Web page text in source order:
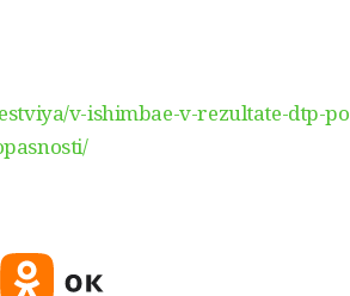
v-ishimbae-v-rezultate-dtp-